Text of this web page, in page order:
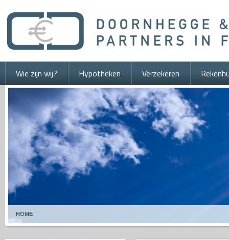
HOME
Wie zijn wij? Hypotheken Verzekeren